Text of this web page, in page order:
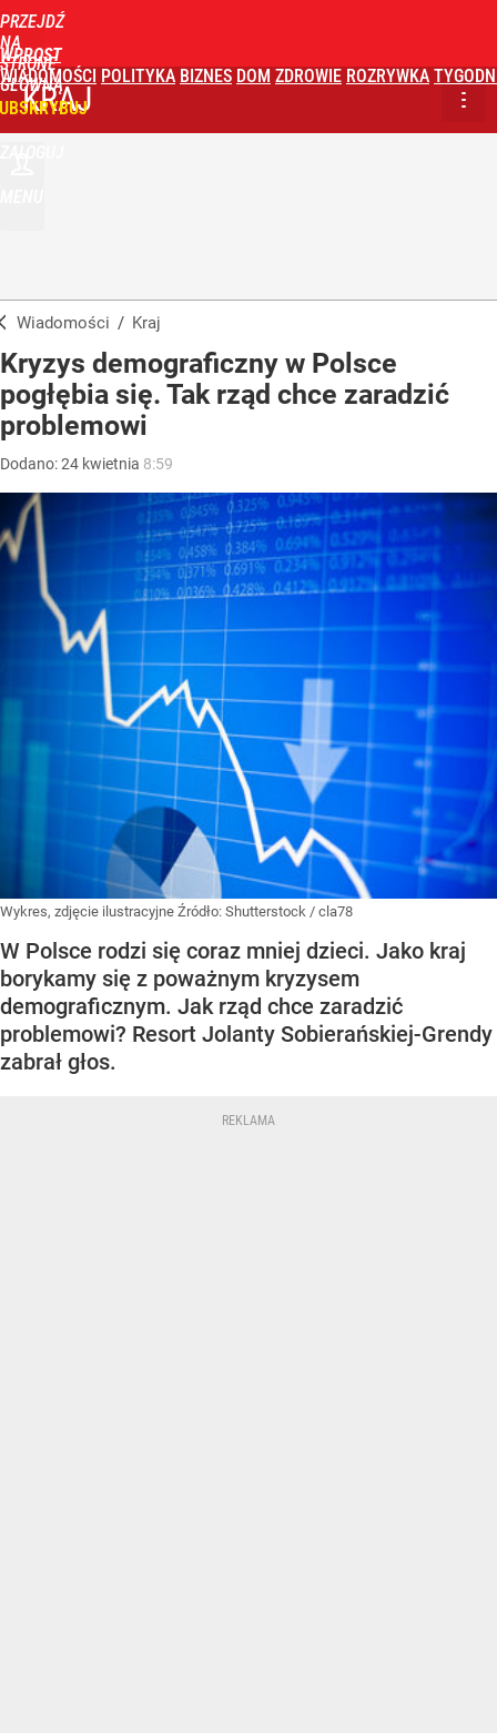
PRZEJDŹ
NA
STRONĘ
GŁÓWNĄ
WPROST
WIADOMOŚCI POLITYKA BIZNES DOM ZDROWIE ROZRYWKA
KRAJ
Wiadomości / Kraj
Kryzys demograficzny w Polsce
pogłębia się. Tak rząd chce zaradzić
problemowi
Dodano:24 kwietnia 8:59
Wykres, zdjęcie ilustracyjne Źródło: Shutterstock / cla78
W Polsce rodzi się coraz mniej dzieci. Jako kraj
borykamy się z poważnym kryzysem
demograficznym. Jak rząd chce zaradzić
problemowi? Resort Jolanty Sobierańskiej-Grendy
zabrał głos.